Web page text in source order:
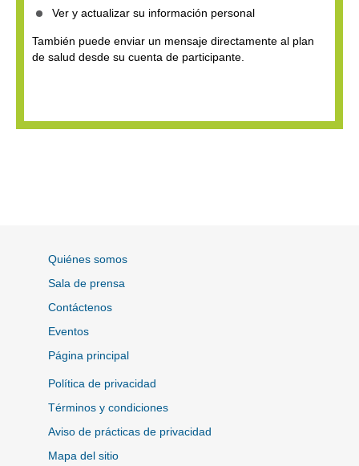
Ver y actualizar su información personal
También puede enviar un mensaje directamente al plan
de salud desde su cuenta de participante.
Quiénes somos
Sala de prensa
Contáctenos
Eventos
Página principal
Política de privacidad
Términos y condiciones
Aviso de prácticas de privacidad
Mapa del sitio